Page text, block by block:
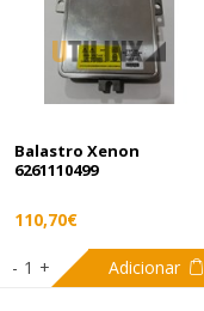
Balastro Xenon
6261110499
110,70€
- 1 + Adicionar